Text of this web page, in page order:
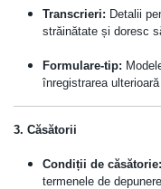
Transcrieri: Detalii
străinătate și doresc
Formulare-tip:
înregistrarea
3. Căsătorii
Condiții de căsătorie:
termenele de